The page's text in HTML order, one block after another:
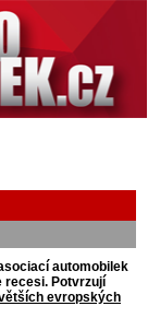
automobilek
recesi. Potvrzují
evropských